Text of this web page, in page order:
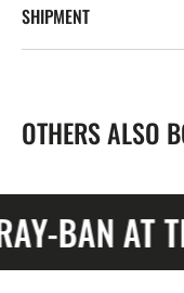
SHIPMENT
OTHERS ALSO
AT